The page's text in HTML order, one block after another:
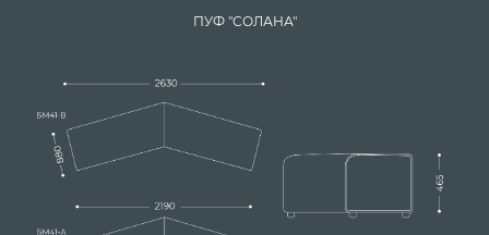
ПУФ "СОЛАНА"